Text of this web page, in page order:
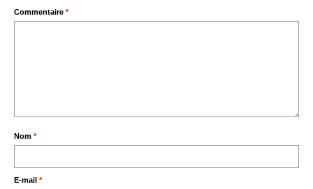
Commentaire *
Nom *
E-mail *